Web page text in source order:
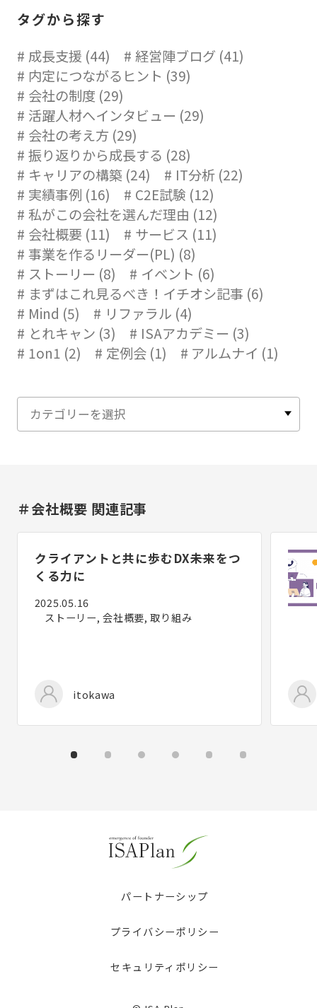
タグから探す
成長支援 (44)
経営陣ブログ (41)
内定につながるヒント (39)
会社の制度 (29)
活躍人材へインタビュー (29)
会社の考え方 (29)
振り返りから成長する (28)
キャリアの構築 (24)
IT分析 (22)
実績事例 (16)
C2E試験 (12)
私がこの会社を選んだ理由 (12)
会社概要 (11)
サービス (11)
事業を作るリーダー(PL) (8)
ストーリー (8)
イベント (6)
まずはこれ見るべき！イチオシ記事 (6)
Mind (5)
リファラル (4)
とれキャン (3)
ISAアカデミー (3)
1on1 (2)
定例会 (1) アルムナイ (1)
＃会社概要 関連記事
クライアントと共に歩むDX――未来をつ
くる力に
2025.05.16
ストーリー, 会社概要, 取り組み
itokawa
パートナーシップ
プライバシーポリシー
セキュリティポリシー